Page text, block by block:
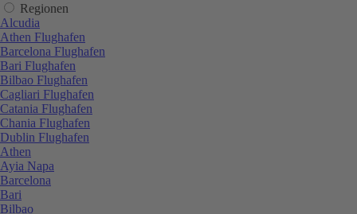
Regionen
Alcudia
Athen Flughafen
Barcelona Flughafen
Bari Flughafen
Bilbao Flughafen
Cagliari Flughafen
Catania Flughafen
Chania Flughafen
Dublin Flughafen
Athen
Ayia Napa
Barcelona
Bari
Bilbao